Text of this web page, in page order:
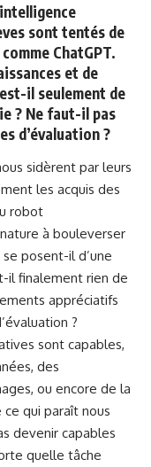
sont tentés de
ChatGPT.
et de
il seulement de
? Ne faut-il pas
d’évaluation ?
sidèrent par leurs
les acquis des
robot
à bouleverser
posent-il d’une
il finalement rien de
appréciatifs
?
sont capables,
des
ou encore de la
ce qui paraît nous
devenir capables
quelle tâche